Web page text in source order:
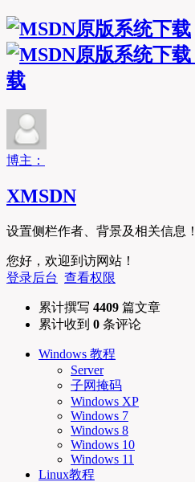
载
博主：
XMSDN
设置侧栏作者、背景及相关信息！
您好，欢迎到访网站！
登录后台 查看权限
累计撰写 4409 篇文章
累计收到 0 条评论
Windows 教程
Server
子网掩码
Windows XP
Windows 7
Windows 8
Windows 10
Windows 11
Linux教程